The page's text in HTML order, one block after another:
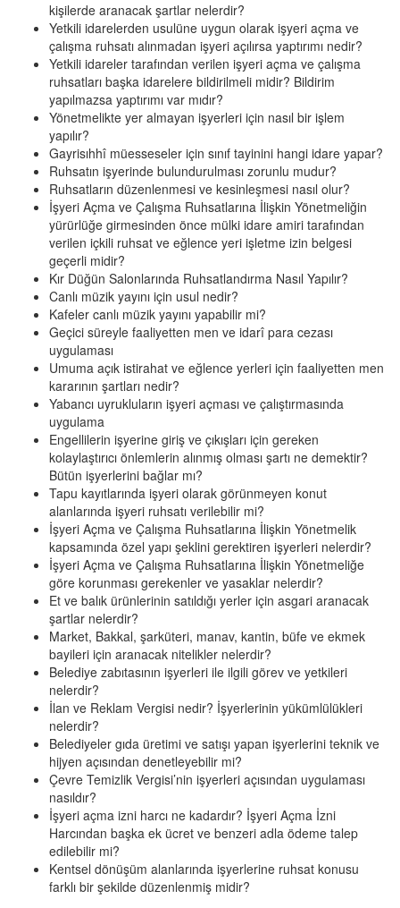
kişilerde aranacak şartlar nelerdir?
Yetkili idarelerden usulüne uygun olarak işyeri açma ve
çalışma ruhsatı alınmadan işyeri açılırsa yaptırımı nedir?
Yetkili idareler tarafından verilen işyeri açma ve çalışma
ruhsatları başka idarelere bildirilmeli midir? Bildirim
yapılmazsa yaptırımı var mıdır?
Yönetmelikte yer almayan işyerleri için nasıl bir işlem
yapılır?
Gayrisıhhî müesseseler için sınıf tayinini hangi idare yapar?
Ruhsatın işyerinde bulundurulması zorunlu mudur?
Ruhsatların düzenlenmesi ve kesinleşmesi nasıl olur?
İşyeri Açma ve Çalışma Ruhsatlarına İlişkin Yönetmeliğin
yürürlüğe girmesinden önce mülki idare amiri tarafından
verilen içkili ruhsat ve eğlence yeri işletme izin belgesi
geçerli midir?
Kır Düğün Salonlarında Ruhsatlandırma Nasıl Yapılır?
Canlı müzik yayını için usul nedir?
Kafeler canlı müzik yayını yapabilir mi?
Geçici süreyle faaliyetten men ve idarî para cezası
uygulaması
Umuma açık istirahat ve eğlence yerleri için faaliyetten men
kararının şartları nedir?
Yabancı uyrukluların işyeri açması ve çalıştırmasında
uygulama
Engellilerin işyerine giriş ve çıkışları için gereken
kolaylaştırıcı önlemlerin alınmış olması şartı ne demektir?
Bütün işyerlerini bağlar mı?
Tapu kayıtlarında işyeri olarak görünmeyen konut
alanlarında işyeri ruhsatı verilebilir mi?
İşyeri Açma ve Çalışma Ruhsatlarına İlişkin Yönetmelik
kapsamında özel yapı şeklini gerektiren işyerleri nelerdir?
İşyeri Açma ve Çalışma Ruhsatlarına İlişkin Yönetmeliğe
göre korunması gerekenler ve yasaklar nelerdir?
Et ve balık ürünlerinin satıldığı yerler için asgari aranacak
şartlar nelerdir?
Market, Bakkal, şarküteri, manav, kantin, büfe ve ekmek
bayileri için aranacak nitelikler nelerdir?
Belediye zabıtasının işyerleri ile ilgili görev ve yetkileri
nelerdir?
İlan ve Reklam Vergisi nedir? İşyerlerinin yükümlülükleri
nelerdir?
Belediyeler gıda üretimi ve satışı yapan işyerlerini teknik ve
hijyen açısından denetleyebilir mi?
Çevre Temizlik Vergisi’nin işyerleri açısından uygulaması
nasıldır?
İşyeri açma izni harcı ne kadardır? İşyeri Açma İzni
Harcından başka ek ücret ve benzeri adla ödeme talep
edilebilir mi?
Kentsel dönüşüm alanlarında işyerlerine ruhsat konusu
farklı bir şekilde düzenlenmiş midir?